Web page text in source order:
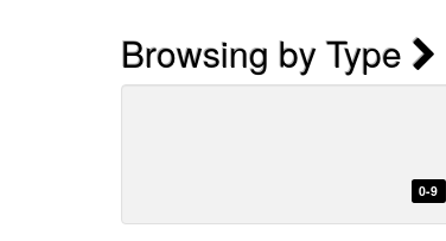
Browsing by Type
0-9